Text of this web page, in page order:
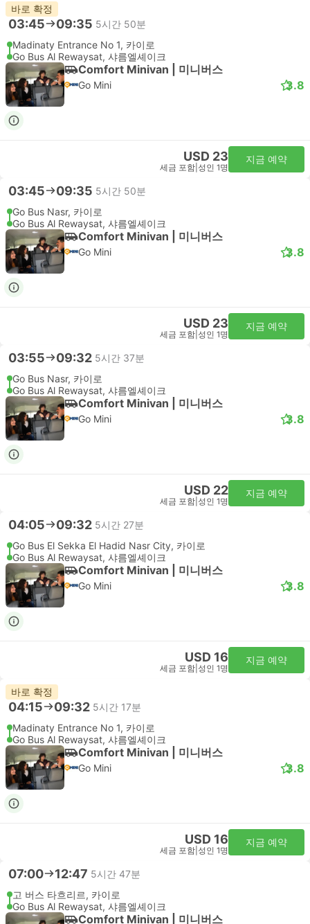
바로 확정
03:45 09:35 5시간 50분
Madinaty Entrance No 1, 카이로
Go Bus Al Rewaysat, 샤름엘셰이크
Comfort Minivan | 미니버스
Go Mini 3.8
USD 23
세금 포함 성인 1명
지금 예약
03:45 09:35 5시간 50분
Go Bus Nasr, 카이로
Go Bus Al Rewaysat, 샤름엘셰이크
Comfort Minivan | 미니버스
Go Mini 3.8
USD 23
세금 포함 성인 1명
지금 예약
03:55 09:32 5시간 37분
Go Bus Nasr, 카이로
Go Bus Al Rewaysat, 샤름엘셰이크
Comfort Minivan | 미니버스
Go Mini 3.8
USD 22
세금 포함 성인 1명
지금 예약
04:05 09:32 5시간 27분
Go Bus El Sekka El Hadid Nasr City, 카이로
Go Bus Al Rewaysat, 샤름엘셰이크
Comfort Minivan | 미니버스
Go Mini 3.8
USD 16
세금 포함 성인 1명
지금 예약
바로 확정
04:15 09:32 5시간 17분
Madinaty Entrance No 1, 카이로
Go Bus Al Rewaysat, 샤름엘셰이크
Comfort Minivan | 미니버스
Go Mini 3.8
USD 16
세금 포함 성인 1명
지금 예약
07:00 12:47 5시간 47분
고 버스 타흐리르, 카이로
Go Bus Al Rewaysat, 샤름엘셰이크
Comfort Minivan | 미니버스